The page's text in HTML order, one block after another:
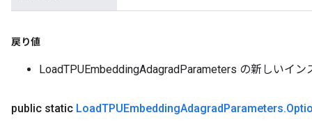
戻り値
LoadTPUEmbeddingAdagradParameters の新しいイン
public static LoadTPUEmbeddingAdagradParameters.